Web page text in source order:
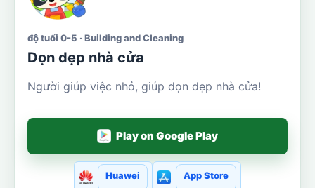
độ tuổi 0-5 · Building and Cleaning
Dọn dẹp nhà cửa
Người giúp việc nhỏ, giúp dọn dẹp nhà cửa!
Play on Google Play
Huawei App Store